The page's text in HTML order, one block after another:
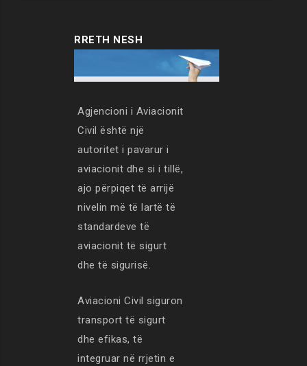
RRETH NESH
Agjencioni i Aviacionit
Civil është një
autoritet i pavarur i
aviacionit dhe si i tillë,
ajo përpiqet të arrijë
nivelin më të lartë të
standardeve të
aviacionit të sigurt
dhe të sigurisë.
Aviacioni Civil siguron
transport të sigurt
dhe efikas, të
integruar në rrjetin e